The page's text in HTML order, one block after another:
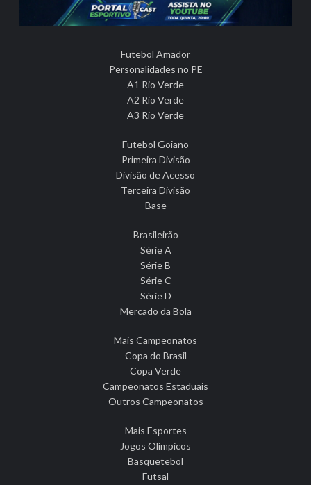
Futebol Amador
Personalidades no PE
A1 Rio Verde
A2 Rio Verde
A3 Rio Verde
Futebol Goiano
Primeira Divisão
Divisão de Acesso
Terceira Divisão
Base
Brasileirão
Série A
Série B
Série C
Série D
Mercado da Bola
Mais Campeonatos
Copa do Brasil
Copa Verde
Campeonatos Estaduais
Outros Campeonatos
Mais Esportes
Jogos Olímpicos
Basquetebol
Futsal